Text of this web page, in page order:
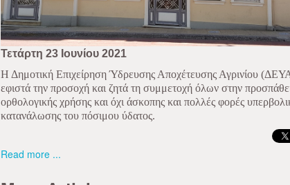
Τετάρτη 23 Ιουνίου 2021
Η Δημοτική Επιχείρηση Ύδρευσης Αποχέτευσης Αγρινίου
εφιστά την προσοχή και ζητά τη συμμετοχή όλων στην
ορθολογικής χρήσης και όχι άσκοπης και πολλές φορές
κατανάλωσης του πόσιμου ύδατος.
Read more ...